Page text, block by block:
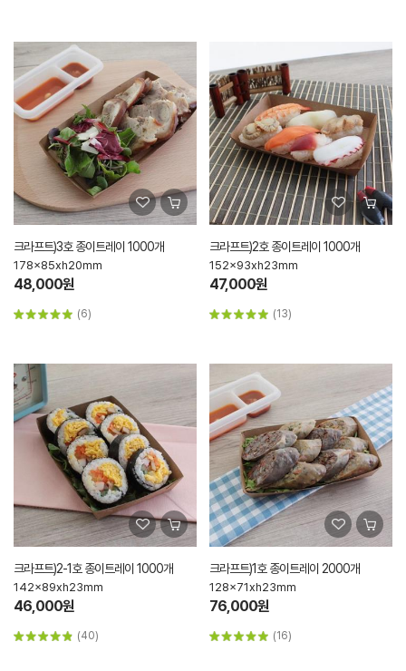
크라프트)3호 종이트레이 1000개
178x85xh20mm
48,000원
(6)
크라프트)2호 종이트레이 1000개
152x93xh23mm
47,000원
(13)
크라프트)2-1호 종이트레이 1000개
142x89xh23mm
46,000원
(40)
크라프트)1호 종이트레이 2000개
128x71xh23mm
76,000원
(16)